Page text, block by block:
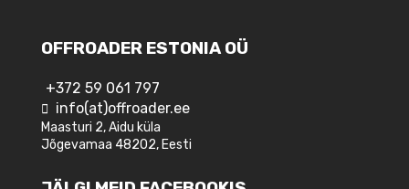
OFFROADER ESTONIA OÜ
+372 59 061 797
info(at)offroader.ee
Maasturi 2, Aidu küla
Jõgevamaa 48202, Eesti